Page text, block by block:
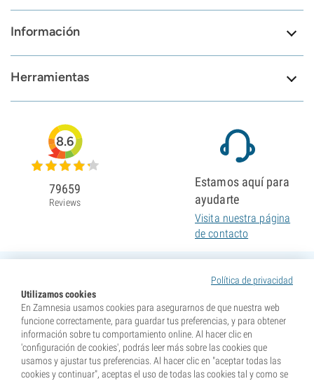
Información
Herramientas
Política de privacidad
Utilizamos cookies
En Zamnesia usamos cookies para asegurarnos de que nuestra web
funcione correctamente, para guardar tus preferencias, y para obtener
información sobre tu comportamiento online. Al hacer clic en
'configuración de cookies', podrás leer más sobre las cookies que
usamos y ajustar tus preferencias. Al hacer clic en "aceptar todas las
cookies y continuar", aceptas el uso de todas las cookies tal y como se
8.6
79659
Reviews
Estamos aquí para
ayudarte
Visita nuestra página
de contacto